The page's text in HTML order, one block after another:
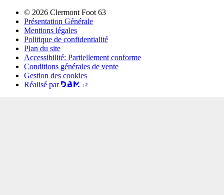
© 2026 Clermont Foot 63
Présentation Générale
Mentions légales
Politique de confidentialité
Plan du site
Accessibilité: Partiellement conforme
Conditions générales de vente
Gestion des cookies
Réalisé par